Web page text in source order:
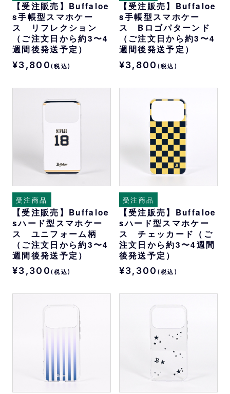
【受注販売】Buffaloe
s手帳型スマホケー
ス リフレクション
（ご注文日から約3〜4
週間後発送予定）
¥3,800 (税込)
【受注販売】Buffaloe
s手帳型スマホケー
ス Bロゴパターンド
（ご注文日から約3〜4
週間後発送予定）
¥3,800 (税込)
受注商品
【受注販売】Buffaloe
sハード型スマホケー
ス ユニフォーム柄
（ご注文日から約3〜4
週間後発送予定）
¥3,300 (税込)
受注商品
【受注販売】Buffaloe
sハード型スマホケー
ス チェッカード（ご
注文日から約3〜4週間
後発送予定）
¥3,300 (税込)